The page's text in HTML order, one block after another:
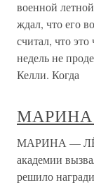
военной
ждал, что его
считал, что
недель не
Келли. Когда
МАРИНА —
академии
решило